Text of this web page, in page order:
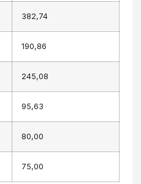
382,74
190,86
245,08
95,63
80,00
75,00